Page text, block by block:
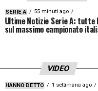
SERIE A 55 minuti ago
Ultime Notizie Serie A: tutte
sul massimo campionato
VIDEO
HANNO DETTO 1 settimana ago